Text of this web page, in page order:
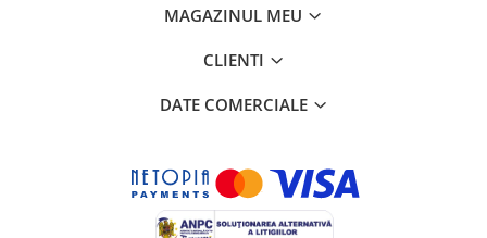
MAGAZINUL MEU
CLIENTI
DATE COMERCIALE